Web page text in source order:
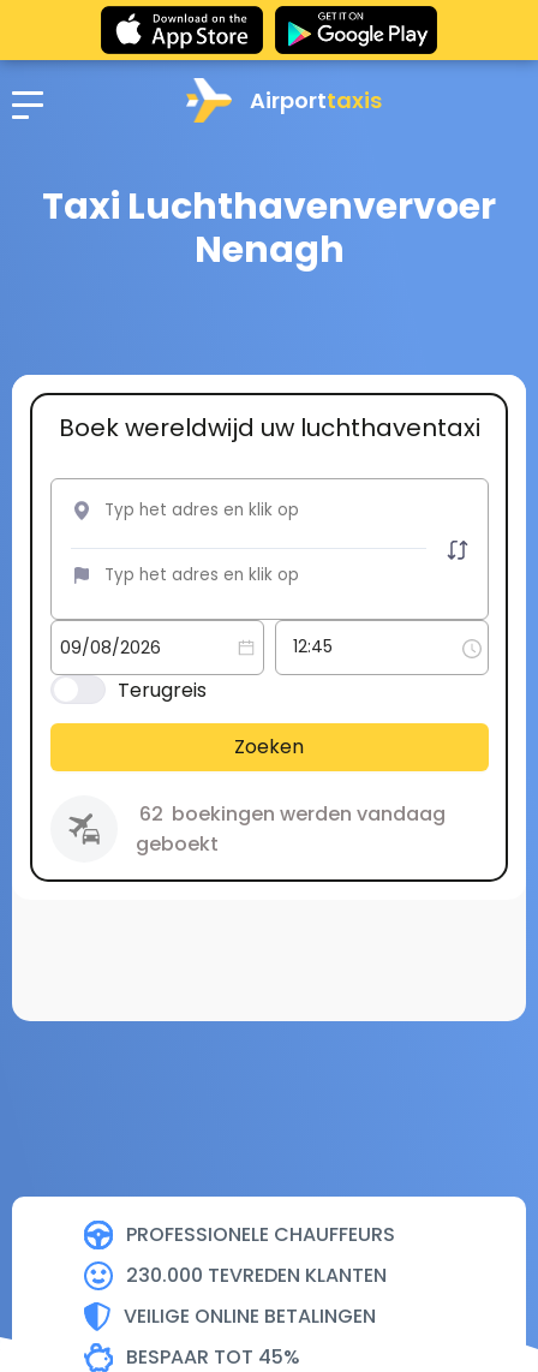
Airporttaxis
Taxi Luchthavenvervoer
Nenagh
PROFESSIONELE CHAUFFEURS
230.000 TEVREDEN KLANTEN
VEILIGE ONLINE BETALINGEN
BESPAAR TOT 45%
Boek wereldwijd uw luchthaventaxi
Terugreis
Zoeken
62 boekingen werden vandaag
geboekt